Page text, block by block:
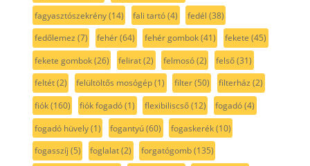
fagyasztószekrény(14) fali tartó(4) fedél (38)
fedőlemez (7) fehér(64) fehér gombok(41) fekete (45)
fekete gombok(26) felirat(2) felmosó(2) felső(31)
feltét(2) felültöltős mosógép(1) filter(50) filterház (2)
fiók(160) fiók fogadó(1) flexibiliscső(12) fogadó(4)
fogadó hüvely(1) fogantyú(60) fogaskerék(10)
fogasszíj (5) foglalat(2) forgatógomb(135)